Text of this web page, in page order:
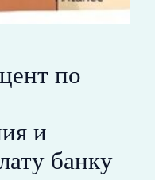
по
и
банку